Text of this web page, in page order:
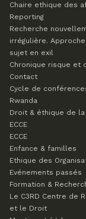
Chaire ethique des
Reporting
Recherche
irrégulière.
sujet en exil
Chronique risque et
Contact
Cycle de
Rwanda
Droit & éthique de
ECCE
ECCE
Enfance & familles
Ethique des
Evénements passés
Formation &
Le C3RD Centre de
et le Droit